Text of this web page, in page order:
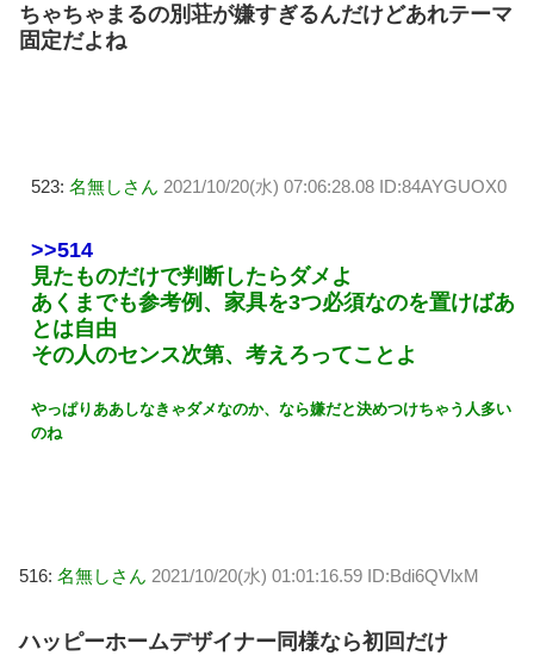
ちゃちゃまるの別荘が嫌すぎるんだけどあれテーマ
固定だよね
523: 名無しさん 2021/10/20(水) 07:06:28.08 ID:84AYGUOX0
>>514
見たものだけで判断したらダメよ
あくまでも参考例、家具を3つ必須なのを置けばあ
とは自由
その人のセンス次第、考えろってことよ
やっぱりああしなきゃダメなのか、なら嫌だと決めつけちゃう人多い
のね
516: 名無しさん 2021/10/20(水) 01:01:16.59 ID:Bdi6QVlxM
ハッピーホームデザイナー同様なら初回だけ